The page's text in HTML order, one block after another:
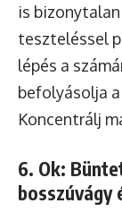
is bizonytalan
teszteléssel
lépés a
befolyásolja
Koncentrálj
6. Ok:
bosszúvágy